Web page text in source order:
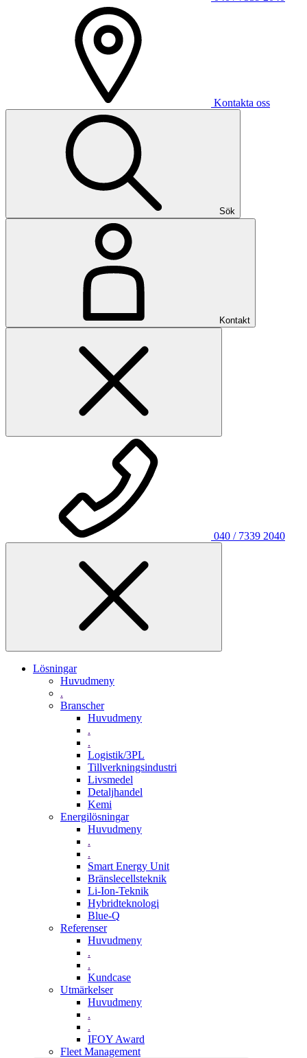
Kontakta oss
Sök
Kontakt
040 / 7339 2040
Lösningar
Huvudmeny
.
Branscher
Huvudmeny
.
.
Logistik/3PL
Tillverkningsindustri
Livsmedel
Detaljhandel
Kemi
Energilösningar
Huvudmeny
.
.
Smart Energy Unit
Bränslecellsteknik
Li-Ion-Teknik
Hybridteknologi
Blue-Q
Referenser
Huvudmeny
.
.
Kundcase
Utmärkelser
Huvudmeny
.
.
IFOY Award
Fleet Management